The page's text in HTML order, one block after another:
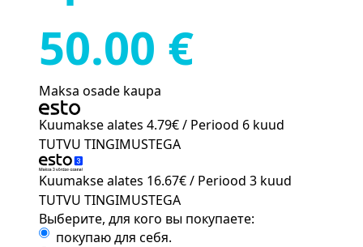
50.00 €
Maksa osade kaupa
Kuumakse alates 4.79€/ Periood 6 kuud
TUTVU TINGIMUSTEGA
Kuumakse alates 16.67€/ Periood 3 kuud
TUTVU TINGIMUSTEGA
Выберите, для кого вы покупаете:
покупаю для себя.